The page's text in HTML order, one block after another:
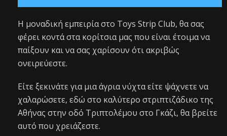
Η μοναδική εμπειρία στο Toys Strip Club, θα σας
φέρει κοντά στα κορίτσια μας που είναι έτοιμα να
παίξουν και να σας χαρίσουν ότι ακριβώς
ονειρεύεστε.
Είτε ξεκινάτε για μια άγρια νύχτα είτε ψάχνετε να
χαλαρώσετε, εδώ στο καλύτερο στριπτιζάδικο της
Αθήνας στην οδό Τριπτολέμου στο Γκάζι, θα βρείτε
αυτό που χρειάζεστε.